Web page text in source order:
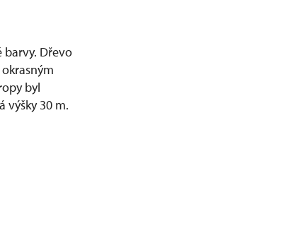
barvy. Dřevo
byl
výšky 30 m.